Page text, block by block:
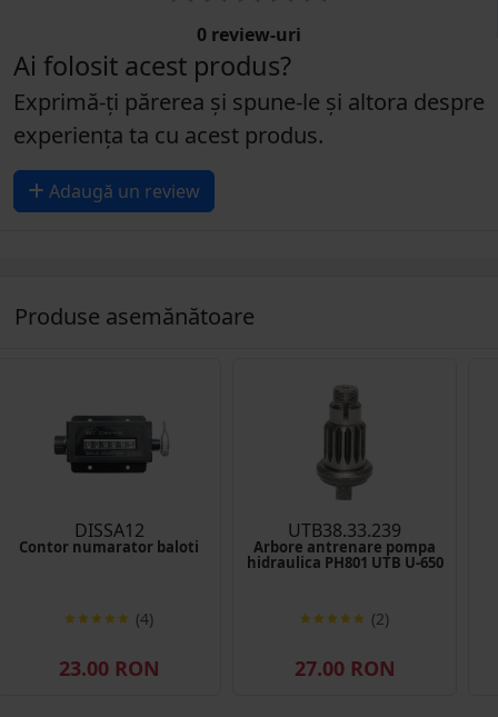
0 review-uri
Ai folosit acest produs?
Exprimă-ți părerea și spune-le și altora despre
experiența ta cu acest produs.
Adaugă un review
Produse asemănătoare
DISSA12
Contor numarator baloti
(4)
23.00 RON
UTB38.33.239
Arbore antrenare pompa
hidraulica PH801 UTB U-650
(2)
27.00 RON